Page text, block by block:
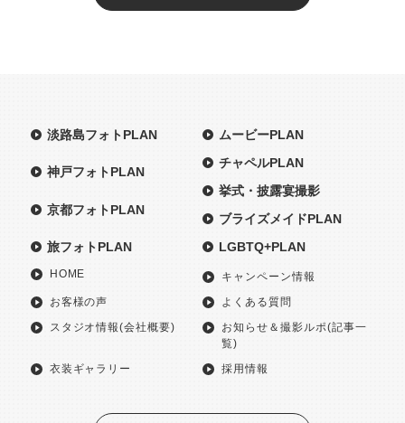
淡路島フォトPLAN
神戸フォトPLAN
京都フォトPLAN
旅フォトPLAN
ムービーPLAN
チャペルPLAN
挙式・披露宴撮影
ブライズメイドPLAN
LGBTQ+PLAN
HOME
キャンペーン情報
お客様の声
よくある質問
スタジオ情報(会社概要)
お知らせ＆撮影ルポ(記事一
覧)
衣装ギャラリー
採用情報